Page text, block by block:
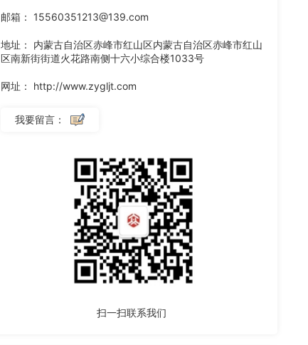
邮箱： 15560351213@139.com
地址：
内蒙古自治区赤峰市红山区内蒙古自治区赤峰市红山
区南新街街道火花路南侧十六小综合楼1033号
网址： http://www.zygljt.com
我要留言：
扫一扫联系我们